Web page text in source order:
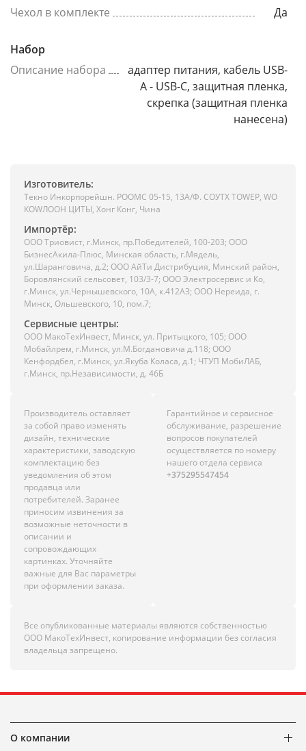
Чехол в комплекте
Да
Набор
Описание набора
адаптер питания, кабель USB-
A - USB-C, защитная пленка,
скрепка (защитная пленка
нанесена)
Изготовитель:
Текно Инкорпорейшн. РООМС 05-15, 13А/Ф. СОУТХ ТОWЕР, WО
КОWЛООН ЦИТЫ, Хонг Конг, Чина
Импортёр:
ООО Триовист, г.Минск, пр.Победителей, 100-203; ООО
БизнесАкила-Плюс, Минская область, г.Мядель,
ул.Шаранговича, д.2; ООО АйТи Дистрибуция, Минский район,
Боровлянский сельсовет, 103/3-7; ООО Электросервис и Ко,
г.Минск, ул.Чернышевского, 10А, к.412АЗ; ООО Нереида, г.
Минск, Ольшевского, 10, пом.7;
Сервисные центры:
ООО МакоТехИнвест, Минск, ул. Притыцкого, 105; ООО
Мобайлрем, г.Минск, ул.М.Богдановича д.118; ООО
Кенфордбел, г.Минск, ул.Якуба Коласа, д.1; ЧТУП МобиЛАБ,
г.Минск, пр.Независимости, д. 46Б
Производитель оставляет
за собой право изменять
дизайн, технические
характеристики, заводскую
комплектацию без
уведомления об этом
продавца или
потребителей. Заранее
приносим извинения за
возможные неточности в
описании и
сопровождающих
картинках. Уточняйте
важные для Вас параметры
при оформлении заказа.
Гарантийное и сервисное
обслуживание, разрешение
вопросов покупателей
осуществляется по номеру
нашего отдела сервиса
+375295547454
Все опубликованные материалы являются собственностью
ООО МакоТехИнвест, копирование информации без согласия
владельца запрещено.
О компании